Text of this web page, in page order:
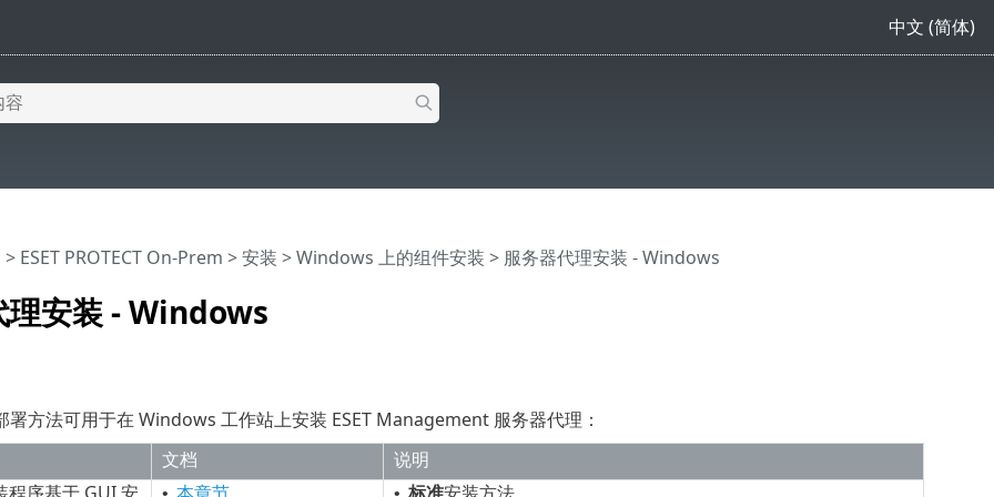
中文 (简体)
理安装 - Windows
> ESET PROTECT On-Prem >安装 >Windows 上的组件安装 > 服务器代理安装 - Windows
署方法可用于在 Windows 工作站上安装 ESET Management 服务器代理：
文档
说明
• •